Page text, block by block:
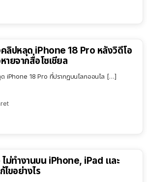
ลิปหลุด iPhone 18 Pro หลังวิดีโอ
ยจากสื่อโซเชียล
iPhone 18 Pro ที่ปรากฏบนโลกออนไล […]
ม่ทำงานบน iPhone, iPad และ
ขอย่างไร